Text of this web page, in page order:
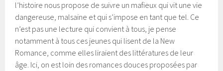
l’histoire nous propose de suivre un mafieux qui vit une vie
dangereuse, malsaine et qui s’impose en tant que tel. Ce
n’est pas une lecture qui convient à tous, je pense
notamment à tous ces jeunes qui lisent de la New
Romance, comme elles liraient des littératures de leur
âge. Ici, on est loin des romances douces proposées par